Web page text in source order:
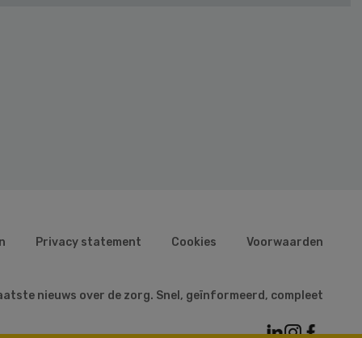
Privacy statement Cookies Voorwaarden
nieuws over de zorg. Snel, geïnformeerd, compleet